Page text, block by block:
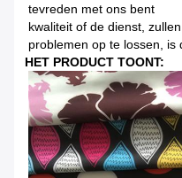
tevreden met ons bent
kwaliteit of de dienst,
problemen op te lossen, is
HET PRODUCT TOONT: